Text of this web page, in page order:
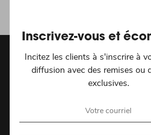
Recevez les dernières offres
Inscrivez-vous et
Incitez les clients à s'inscrire à
diffusion avec des remises ou
exclusives.